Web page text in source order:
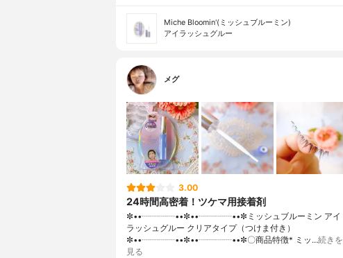
Miche Bloomin'(ミッシュブルーミン)
アイラッシュグルー
メグ
3.00
24時間高密着！ツケマ用接着剤
✼••┈┈┈┈••✼••┈┈┈┈••✼ミッシュブルーミン アイ
ラッシュグルー クリアタイプ（つけま付き）
✼••┈┈┈┈••✼••┈┈┈┈••✼〇商品特徴* ミッ…続きを
見る